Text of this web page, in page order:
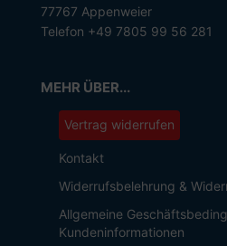
77767 Appenweier
Telefon +49 7805 99 56 281
MEHR ÜBER...
Vertrag widerrufen
Kontakt
Widerrufsbelehrung &
Allgemeine
Kundeninformationen